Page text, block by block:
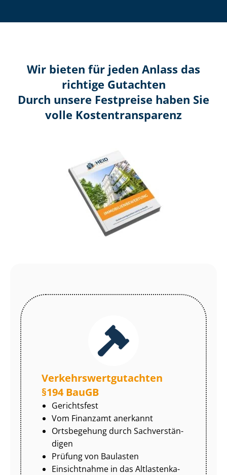
Wir bieten für jeden Anlass das
richtige Gutachten
Durch unsere Festpreise haben Sie
volle Kosten­transparenz
Ver­kehrs­wert­gut­ach­ten
§194 BauGB
Gerichtsfest
Vom Finanzamt anerkannt
Ortsbegehung durch Sach­ver­stän­
di­gen
Prüfung von Baulasten
Einsichtnahme in das Alt­las­ten­ka­